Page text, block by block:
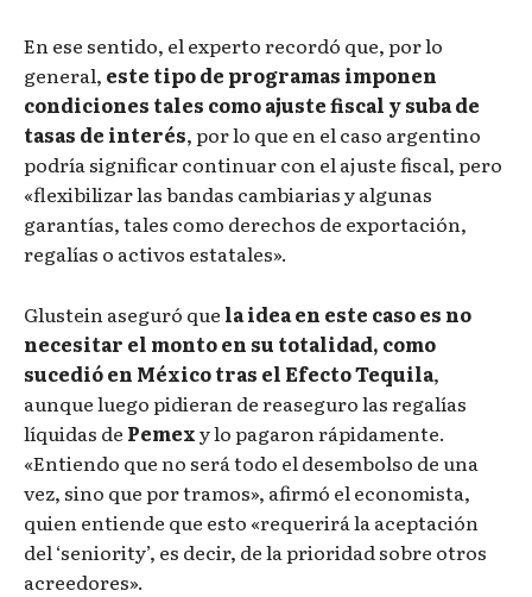
En ese sentido, el experto recordó que, por lo
general, este tipo de programas imponen
condiciones tales como ajuste fiscal y suba de
tasas de interés, por lo que en el caso argentino
podría significar continuar con el ajuste fiscal, pero
«flexibilizar las bandas cambiarias y algunas
garantías, tales como derechos de exportación,
regalías o activos estatales».
Glustein aseguró que la idea en este caso es no
necesitar el monto en su totalidad, como
sucedió en México tras el Efecto Tequila,
aunque luego pidieran de reaseguro las regalías
líquidas de Pemexy lo pagaron rápidamente.
«Entiendo que no será todo el desembolso de una
vez, sino que por tramos», afirmó el economista,
quien entiende que esto «requerirá la aceptación
del ‘seniority’, es decir, de la prioridad sobre otros
acreedores».